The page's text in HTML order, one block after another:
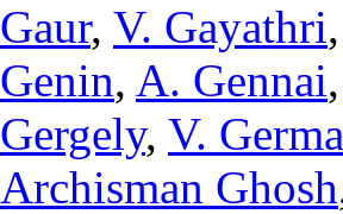
Gaur, V. Gayathri
Genin, A. Gennai
Gergely, V.
Archisman Ghosh